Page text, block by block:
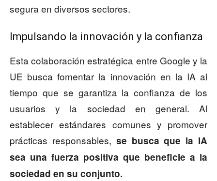
segura en diversos sectores.
Impulsando la innovación y la confianza
Esta colaboración estratégica entre Google y la
UE busca fomentar la innovación en la IA al
tiempo que se garantiza la confianza de los
usuarios y la sociedad en general. Al
establecer estándares comunes y promover
prácticas responsables, se busca que la IA
sea una fuerza positiva que beneficie a la
sociedad en su conjunto.